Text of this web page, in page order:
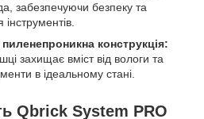
забезпечуючи безпеку та
інструментів.
конструкція:
захищає вміст від вологи та
в ідеальному стані.
Qbrick System PRO